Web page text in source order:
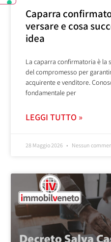
Caparra
versare e cosa
idea
La caparra confirmatoria è la
del compromesso per
acquirente e venditore.
fondamentale per
LEGGI TUTTO »
28 Maggio 2026 Nessun